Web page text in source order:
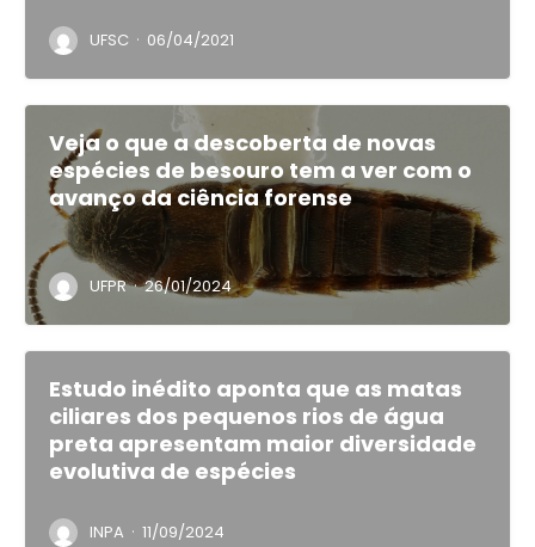
UFSC · 06/04/2021
Veja o que a descoberta de novas
espécies de besouro tem a ver com o
avanço da ciência forense
UFPR · 26/01/2024
Estudo inédito aponta que as matas
ciliares dos pequenos rios de água
preta apresentam maior diversidade
evolutiva de espécies
INPA · 11/09/2024